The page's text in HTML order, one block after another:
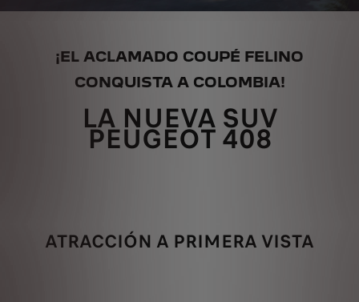
¡EL ACLAMADO COUPÉ FELINO
CONQUISTA A COLOMBIA!
LA NUEVA SUV
PEUGEOT 408
ATRACCIÓN A PRIMERA VISTA